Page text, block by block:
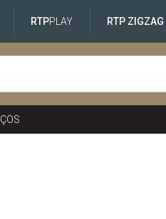
RTPPLAY RTP ZIGZAG